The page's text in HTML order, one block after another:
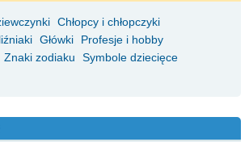
Chłopcy i chłopczyki
Główki
Profesje i hobby
Znaki zodiaku
Symbole dziecięce